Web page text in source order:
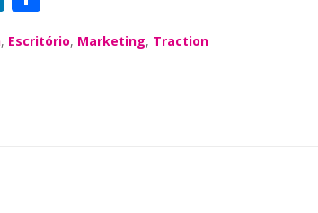
k
h
a
, Escritório, Marketing, Traction